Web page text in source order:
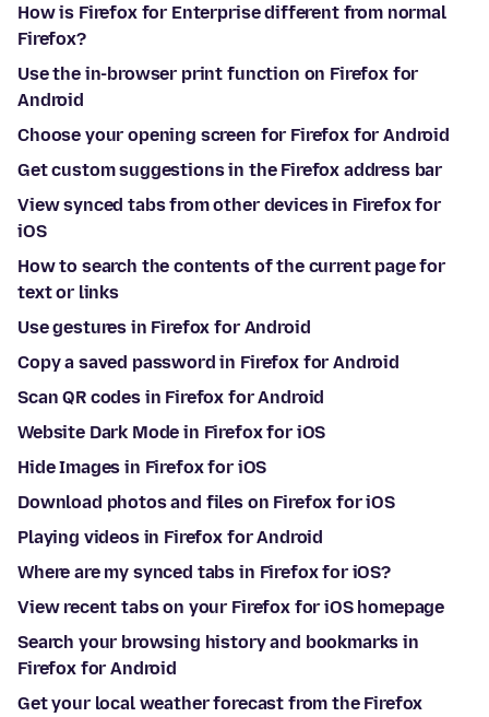
How is Firefox for Enterprise different from normal
Firefox?
Use the in-browser print function on Firefox for
Android
Choose your opening screen for Firefox for Android
Get custom suggestions in the Firefox address bar
View synced tabs from other devices in Firefox for
iOS
How to search the contents of the current page for
text or links
Use gestures in Firefox for Android
Copy a saved password in Firefox for Android
Scan QR codes in Firefox for Android
Website Dark Mode in Firefox for iOS
Hide Images in Firefox for iOS
Download photos and files on Firefox for iOS
Playing videos in Firefox for Android
Where are my synced tabs in Firefox for iOS?
View recent tabs on your Firefox for iOS homepage
Search your browsing history and bookmarks in
Firefox for Android
Get your local weather forecast from the Firefox